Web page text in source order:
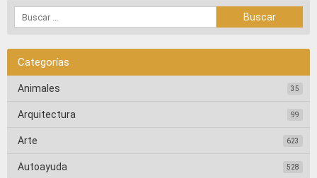
Categorías
Animales 35
Arquitectura 99
Arte 623
Autoayuda 528